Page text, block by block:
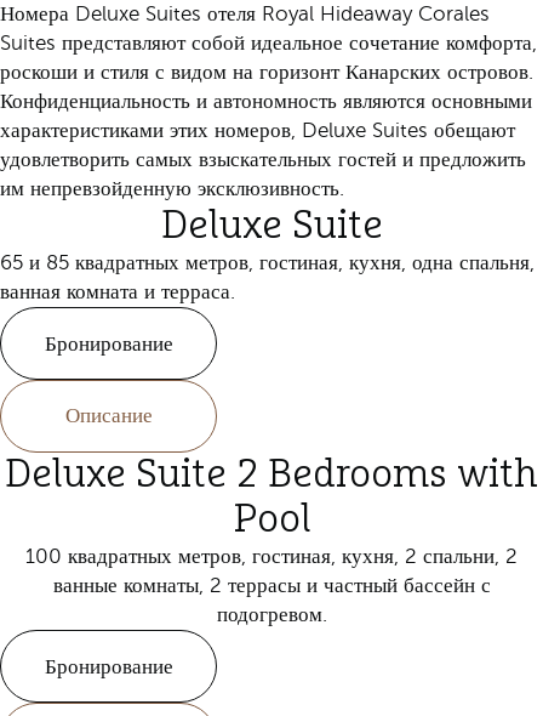
Номера Deluxe Suites отеля Royal Hideaway Corales
Suites представляют собой идеальное сочетание комфорта,
роскоши и стиля с видом на горизонт Канарских островов.
Конфиденциальность и автономность являются основными
характеристиками этих номеров, Deluxe Suites обещают
удовлетворить самых взыскательных гостей и предложить
им непревзойденную эксклюзивность.
Deluxe Suite
65 и 85 квадратных метров, гостиная, кухня, одна спальня,
ванная комната и терраса.
Бронирование
Описание
Deluxe Suite 2 Bedrooms with
Pool
100 квадратных метров, гостиная, кухня, 2 спальни, 2
ванные комнаты, 2 террасы и частный бассейн с
подогревом.
Бронирование